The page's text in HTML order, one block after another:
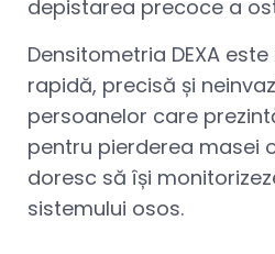
depistarea precoce a
Densitometria DEXA
rapidă, precisă și
persoanelor care
pentru pierderea masei
doresc să își
sistemului osos.